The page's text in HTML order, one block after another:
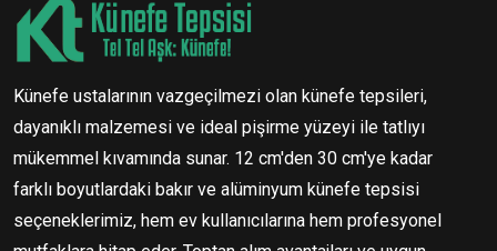
Künefe ustalarının vazgeçilmezi olan künefe tepsileri,
dayanıklı malzemesi ve ideal pişirme yüzeyi ile tatlıyı
mükemmel kıvamında sunar. 12 cm'den 30 cm'ye kadar
farklı boyutlardaki bakır ve alüminyum künefe tepsisi
seçeneklerimiz, hem ev kullanıcılarına hem profesyonel